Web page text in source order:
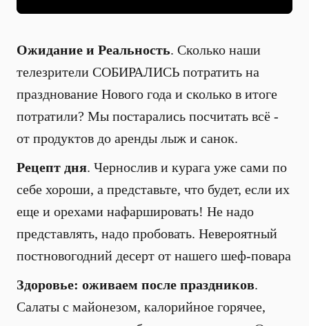
Ожидание и Реальность. Сколько наши
телезрители СОБИРАЛИСЬ потратить на
празднование Нового года и сколько в итоге
потратили? Мы постарались посчитать всё -
от продуктов до аренды лыж и санок.
Рецепт дня. Чернослив и курага уже сами по
себе хороши, а представьте, что будет, если их
еще и орехами нафаршировать! Не надо
представлять, надо пробовать. Невероятный
постновогодний десерт от нашего шеф-повара
Здоровье: оживаем после праздников.
Салаты с майонезом, калорийное горячее,